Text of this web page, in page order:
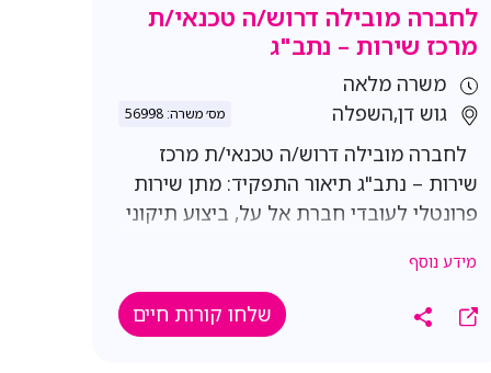
לחברה מובילה דרוש/ה טכנאי/ת
מרכז שירות – נתב"ג
משרה מלאה
גוש דן,השפלה
מס׳ משרה: 56998
לחברה מובילה דרוש/ה טכנאי/ת מרכז
שירות – נתב"ג תיאור התפקיד: מתן שירות
פרונטלי לעובדי חברת אל על, ביצוע תיקוני
ללקוחות באמצעות מייל, וואטסאפ וטלפון,
ביצוע פעולות במערכות כגון טיפול
בחשבוניות, גבייה, אקטיבציה וניתוקים,
מידע נוסף
שלחו קורות חיים